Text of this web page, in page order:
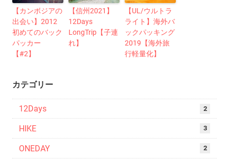
【カンボジアの
出会い】2012
初めてのバック
パッカー
【#2】
【信州2021】
12Days
LongTrip【子連
れ】
【UL/ウルトラ
ライト】海外バ
ックパッキング
2019【海外旅
行軽量化】
カテゴリー
12Days 2
HIKE 3
ONEDAY 2